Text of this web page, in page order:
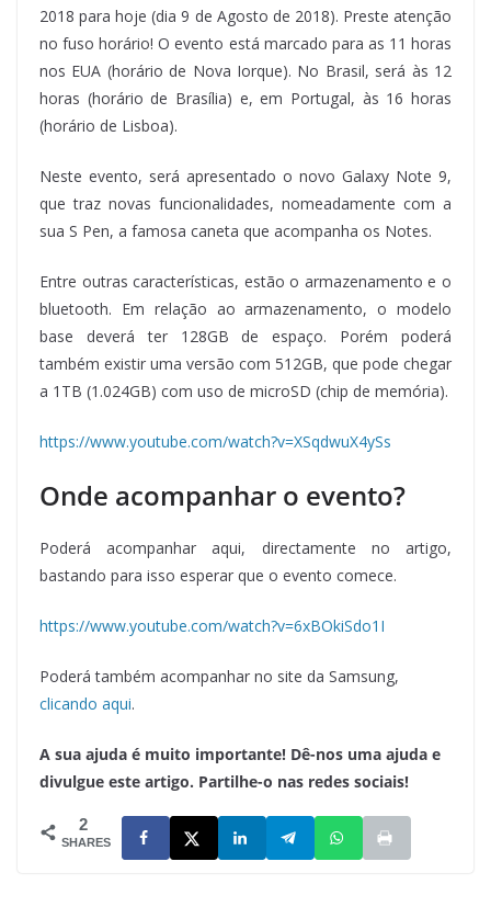
2018 para hoje (dia 9 de Agosto de 2018). Preste atenção
no fuso horário! O evento está marcado para as 11 horas
nos EUA (horário de Nova Iorque). No Brasil, será às 12
horas (horário de Brasília) e, em Portugal, às 16 horas
(horário de Lisboa).
Neste evento, será apresentado o novo Galaxy Note 9,
que traz novas funcionalidades, nomeadamente com a
sua S Pen, a famosa caneta que acompanha os Notes.
Entre outras características, estão o armazenamento e o
bluetooth. Em relação ao armazenamento, o modelo
base deverá ter 128GB de espaço. Porém poderá
também existir uma versão com 512GB, que pode chegar
a 1TB (1.024GB) com uso de microSD (chip de memória).
https://www.youtube.com/watch?v=XSqdwuX4ySs
Onde acompanhar o evento?
Poderá acompanhar aqui, directamente no artigo,
bastando para isso esperar que o evento comece.
https://www.youtube.com/watch?v=6xBOkiSdo1I
Poderá também acompanhar no site da Samsung,
clicando aqui.
A sua ajuda é muito importante! Dê-nos uma ajuda e
divulgue este artigo. Partilhe-o nas redes sociais!
2
SHARES